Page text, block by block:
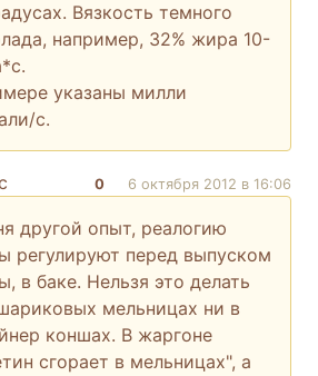
Вязкость темного
например, 32% жира 10-
указаны милли
с.
0 6 октября 2012 в 16:06
другой опыт, реалогию
регулируют перед выпуском
в баке. Нельзя это делать
мельницах ни в
коншах. В жаргоне
сгорает в мельницах", а